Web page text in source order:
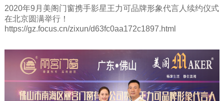
2020年9月美阁门窗携手影星王力可品牌形象代言人续约仪式
在北京圆满举行！
https://gz.focus.cn/zixun/d63fc0aa172c1897.html